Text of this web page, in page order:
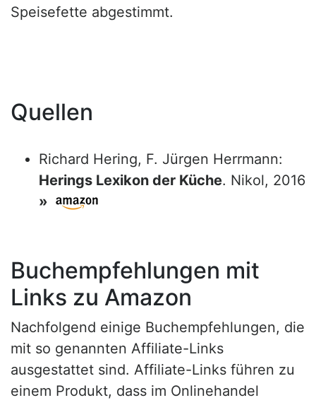
Speisefette abgestimmt.
Quellen
Richard Hering, F. Jürgen Herrmann:
Herings Lexikon der Küche. Nikol, 2016
»
Buchempfehlungen mit
Links zu Amazon
Nachfolgend einige Buchempfehlungen, die
mit so genannten Affiliate-Links
ausgestattet sind. Affiliate-Links führen zu
einem Produkt, dass im Onlinehandel